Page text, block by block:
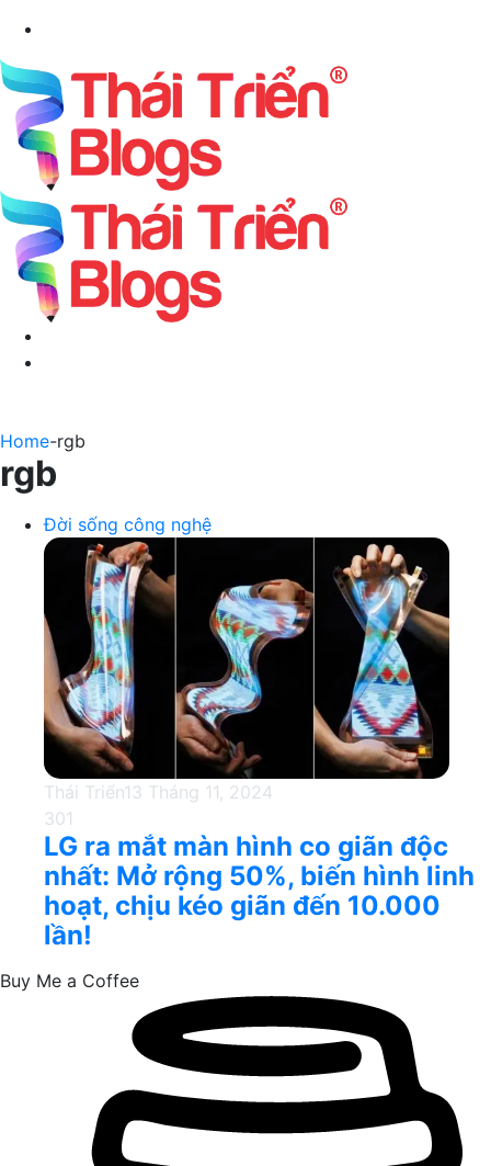
Home-rgb
rgb
Đời sống công nghệ
Thái Triển13 Tháng 11, 2024
301
LG ra mắt màn hình co giãn độc
nhất: Mở rộng 50%, biến hình linh
hoạt, chịu kéo giãn đến 10.000
lần!
Buy Me a Coffee